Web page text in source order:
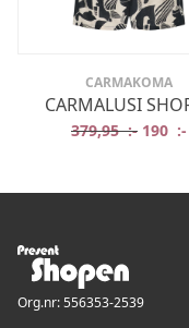
CARMAKOMA
CARMALUSI
379,95:- Det
190 :-
Org.nr: 556353-2539